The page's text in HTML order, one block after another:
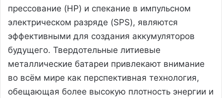
прессование (HP) и спекание в импульсном
электрическом разряде (SPS), являются
эффективными для создания аккумуляторов
будущего. Твердотельные литиевые
металлические батареи привлекают внимание
во всём мире как перспективная технология,
обещающая более высокую плотность энергии и